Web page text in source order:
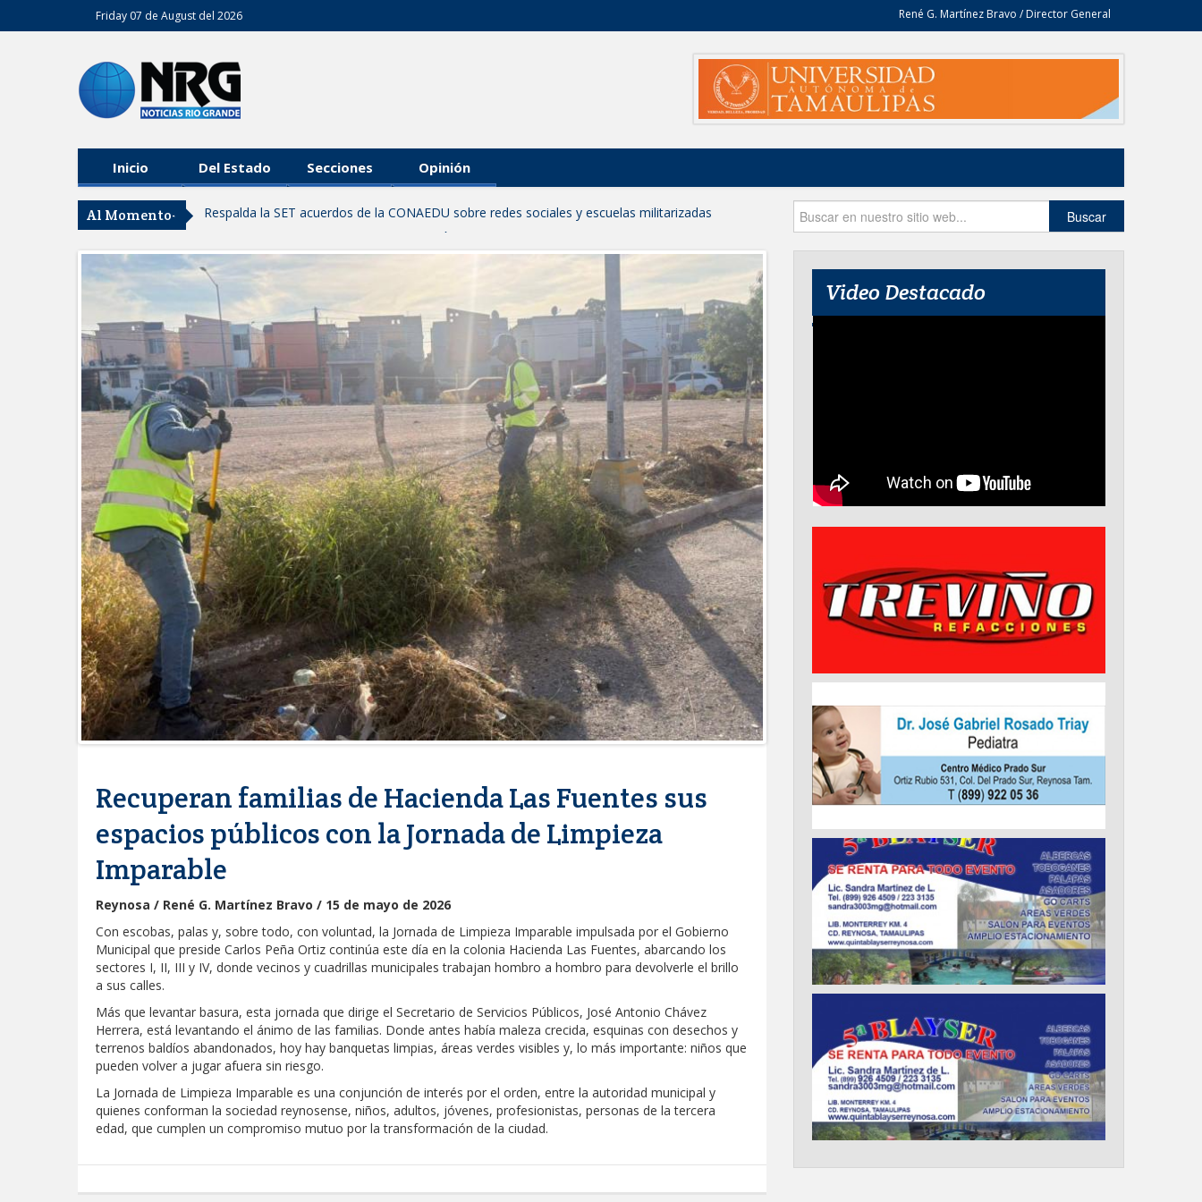
Friday 07 de August del 2026 René G. Martínez Bravo / Director General
Inicio Del Estado Secciones Opinión
Al Momento-
Respalda la SET acuerdos de la CONAEDU sobre redes sociales y escuelas militarizadas
MANTIENE EL RITMO DE LAS OBRAS PRIORITARIAS
Atendió Protección Civil de Reynosa reportes ante lluvias
IMPULSA GESTIÓN AMBIENTAL JORNADA DE MEJORA URBANA EN HACIENDA SAN AGUSTÍN
Asegura alcalde de Reynosa buen funcionamiento de Presa El Águila
GOBIERNO MUNICIPAL Y ESTATAL CELEBRARÁN FERIA DEL EMPLEO EL PRÓXIMO 18 DE
AGOSTO
Logra STPS la generación de empleo con más de 6 mil 900 colocaciones en Tamaulipas
Anunciaron Gobierno Municipal, PROFECO y CANACO: Feria de Regreso a Clases 2026
Brindará Familia UAT un moderno espacio con sentido humano en la nueva sede del COMASS
GOBIERNO MUNICIPAL ACERCA SERVICIOS Y APOYOS A FAMILIAS CON “PRESIDENCIA
CERQUITA DE TI”
Impulsa STPS ferias del empleo para jóvenes en tres regiones de Tamaulipas
Felicitó Carlos Peña Ortiz a más de 390 egresados de la Universidad Tecnológica de Tamaulipas
Norte
GOBIERNO DE CARMEN LILIA CANTUROSAS INVIERTE EN INFRAESTRUCTURA HÍDRICA PARA
GARANTIZAR UN MEJOR SERVICIO DE AGUA POTABLE
Facilita DIF Tamaulipas trámite de credencial y placas de circulación para personas con
discapacidad
CARMEN LILIA CANTUROSAS CONSOLIDA A NUEVO LAREDO COMO REFERENTE DE ENERGÍA
LIMPIA EN TAMAULIPAS
Destacó Alcalde Carlos Peña Ortiz respuesta inmediata de servicios municipales ante tormenta
La UAT, Gobierno del Estado y ganaderos consolidan proyecto “Carne Tam
GOBIERNO MUNICIPAL INVITA A CAMPAÑA DE TAMIZAJE AUDITIVO GRATUITO PARA RECIÉN
NACIDOS EN CLÍNICA UNE NUEVA ERA
Entregó Carlos Peña Ortiz apoyos de "Mamá Luchona", acompañado por la Senadora Maki
Esther Ortiz Domínguez
Intensificó Municipio programa de bacheo en cuatro colonias de Reynosa
Buscar
Recuperan familias de Hacienda Las Fuentes sus
espacios públicos con la Jornada de Limpieza
Imparable
Reynosa / René G. Martínez Bravo / 15 de mayo de 2026
Con escobas, palas y, sobre todo, con voluntad, la Jornada de Limpieza Imparable impulsada por el Gobierno
Municipal que preside Carlos Peña Ortiz continúa este día en la colonia Hacienda Las Fuentes, abarcando los
sectores I, II, III y IV, donde vecinos y cuadrillas municipales trabajan hombro a hombro para devolverle el brillo
a sus calles.
Más que levantar basura, esta jornada que dirige el Secretario de Servicios Públicos, José Antonio Chávez
Herrera, está levantando el ánimo de las familias. Donde antes había maleza crecida, esquinas con desechos y
terrenos baldíos abandonados, hoy hay banquetas limpias, áreas verdes visibles y, lo más importante: niños que
pueden volver a jugar afuera sin riesgo.
La Jornada de Limpieza Imparable es una conjunción de interés por el orden, entre la autoridad municipal y
quienes conforman la sociedad reynosense, niños, adultos, jóvenes, profesionistas, personas de la tercera
edad, que cumplen un compromiso mutuo por la transformación de la ciudad.
Video Destacado